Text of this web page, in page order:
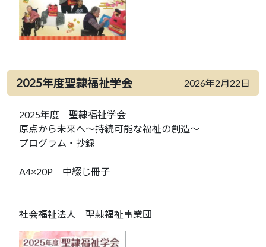
2025年度聖隷福祉学会 2026年2月22日
2025年度 聖隷福祉学会
原点から未来へ～持続可能な福祉の創造～
プログラム・抄録
A4×20P 中綴じ冊子
社会福祉法人 聖隷福祉事業団